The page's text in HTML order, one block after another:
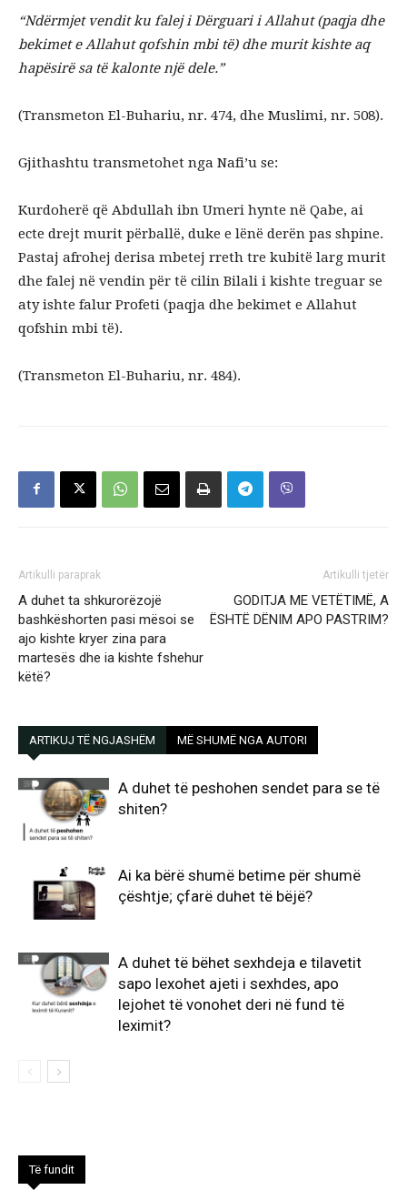
“Ndërmjet vendit ku falej i Dërguari i Allahut (paqja dhe
bekimet e Allahut qofshin mbi të) dhe murit kishte aq
hapësirë sa të kalonte një dele.”
(Transmeton El-Buhariu, nr. 474, dhe Muslimi, nr. 508).
Gjithashtu transmetohet nga Nafi’u se:
Kurdoherë që Abdullah ibn Umeri hynte në Qabe, ai
ecte drejt murit përballë, duke e lënë derën pas shpine.
Pastaj afrohej derisa mbetej rreth tre kubitë larg murit
dhe falej në vendin për të cilin Bilali i kishte treguar se
aty ishte falur Profeti (paqja dhe bekimet e Allahut
qofshin mbi të).
(Transmeton El-Buhariu, nr. 484).
Artikulli paraprak
A duhet ta shkurorëzojë
bashkëshorten pasi mësoi se
ajo kishte kryer zina para
martesës dhe ia kishte fshehur
këtë?
Artikulli tjetër
GODITJA ME VETËTIMË, A
ËSHTË DËNIM APO PASTRIM?
ARTIKUJ TË NGJASHËM MË SHUMË NGA AUTORI
A duhet të peshohen sendet para se të
shiten?
Ai ka bërë shumë betime për shumë
çështje; çfarë duhet të bëjë?
A duhet të bëhet sexhdeja e tilavetit
sapo lexohet ajeti i sexhdes, apo
lejohet të vonohet deri në fund të
leximit?
Të fundit